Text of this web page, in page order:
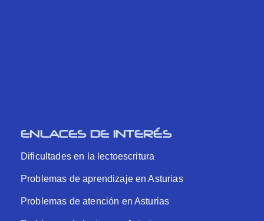
ENLACES DE INTERÉS
Dificultades en la lectoescritura
Problemas de aprendizaje en Asturias
Problemas de atención en Asturias